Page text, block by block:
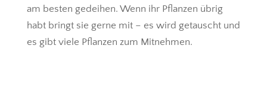
am besten gedeihen. Wenn ihr Pflanzen übrig
habt bringt sie gerne mit – es wird getauscht und
es gibt viele Pflanzen zum Mitnehmen.